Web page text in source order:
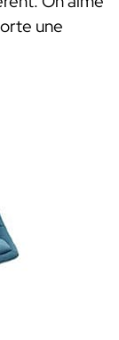
une